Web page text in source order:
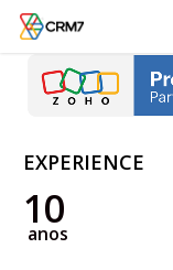
Skip
content
EXPERIENCE
10
anos